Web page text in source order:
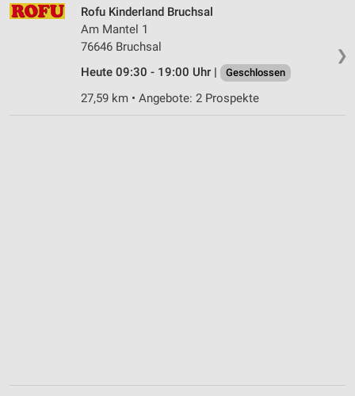
❯
Rofu Kinderland Bruchsal
Am Mantel 1
76646 Bruchsal
Heute 09:30 - 19:00 Uhr |
Geschlossen
27,59 km • Angebote: 2 Prospekte